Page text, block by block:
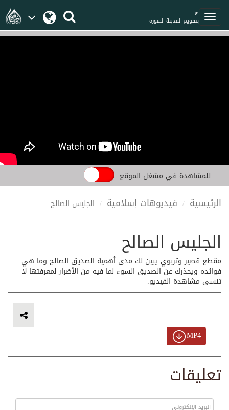
هـ
بتقويم المدينة المنورة
للمشاهدة في مشغل الموقع
الرئيسية فيديوهات إسلامية الجليس الصالح
الجليس الصالح
مقطع قصير وتربوي يبين لك مدى أهمية الصديق الصالح وما هي
فوائده ويحذرك عن الصديق السوء لما فيه من الأضرار لمعرفتها لا
تنسى مشاهدة الفيديو.
MP4
تعليقات